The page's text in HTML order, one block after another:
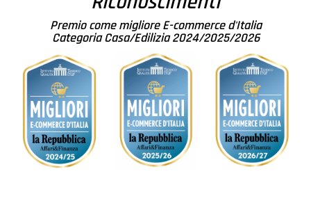
Premio come migliore E-commerce d'Italia
Categoria Casa/Edilizia 2024/2025/2026